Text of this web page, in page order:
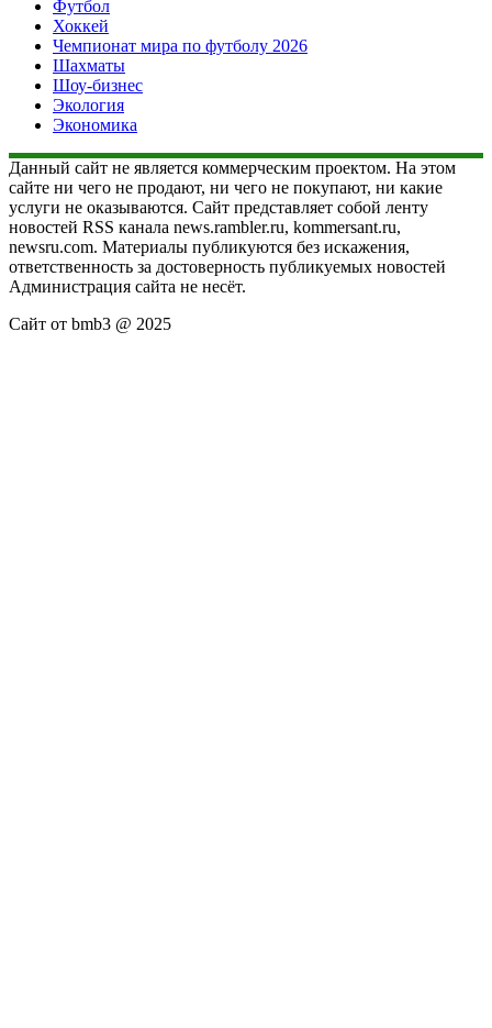
Футбол
Хоккей
Чемпионат мира по футболу 2026
Шахматы
Шоу-бизнес
Экология
Экономика
Данный сайт не является коммерческим проектом. На этом
сайте ни чего не продают, ни чего не покупают, ни какие
услуги не оказываются. Сайт представляет собой ленту
новостей RSS канала news.rambler.ru, kommersant.ru,
newsru.com. Материалы публикуются без искажения,
ответственность за достоверность публикуемых новостей
Администрация сайта не несёт.
Сайт от bmb3 @ 2025